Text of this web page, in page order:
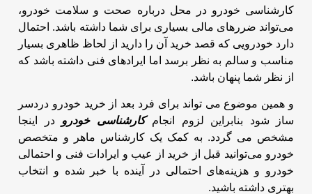
کارشناسی خودرو در محل درباره صحت و سلامت خودرو،
می‌تواند ضررهای مالی بسیاری برای شما داشته باشد. احتمال
دارد خودرویی که قصد خرید آن را دارید از لحاظ ظاهری بسیار
مناسب و سالم به نظر برسد اما ایرادهای فنی داشته باشد که
از نظر شما پنهان باشد.
و همین موضوع می تواند برای فرد بعد از خرید خودرو دردسر
ساز شود بنابراین لزوم انجامکارشناسی خودرو
در اینجا
مشخص می گردد. به کمک یک کارشناس ماهر و متخصص
خودرو می‌توانید قبل از خرید از عیب و ایرادات فنی و احتمالی
خودرو و هزینه‌های احتمالی در آینده با خبر شده و انتخاب
بهتری داشته باشید.